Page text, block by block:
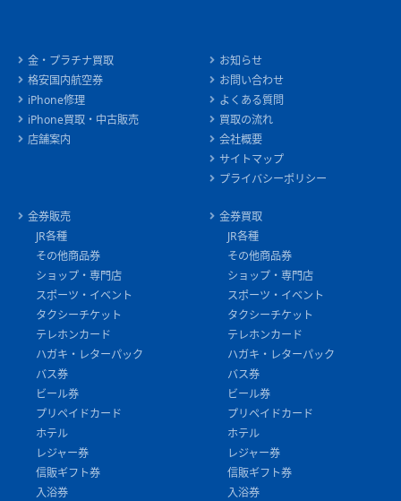
金・プラチナ買取
格安国内航空券
iPhone修理
iPhone買取・中古販売
店舗案内
お知らせ
お問い合わせ
よくある質問
買取の流れ
会社概要
サイトマップ
プライバシーポリシー
金券販売
JR各種
その他商品券
ショップ・専門店
スポーツ・イベント
タクシーチケット
テレホンカード
ハガキ・レターパック
バス券
ビール券
プリペイドカード
ホテル
レジャー券
信販ギフト券
入浴券
金券買取
JR各種
その他商品券
ショップ・専門店
スポーツ・イベント
タクシーチケット
テレホンカード
ハガキ・レターパック
バス券
ビール券
プリペイドカード
ホテル
レジャー券
信販ギフト券
入浴券